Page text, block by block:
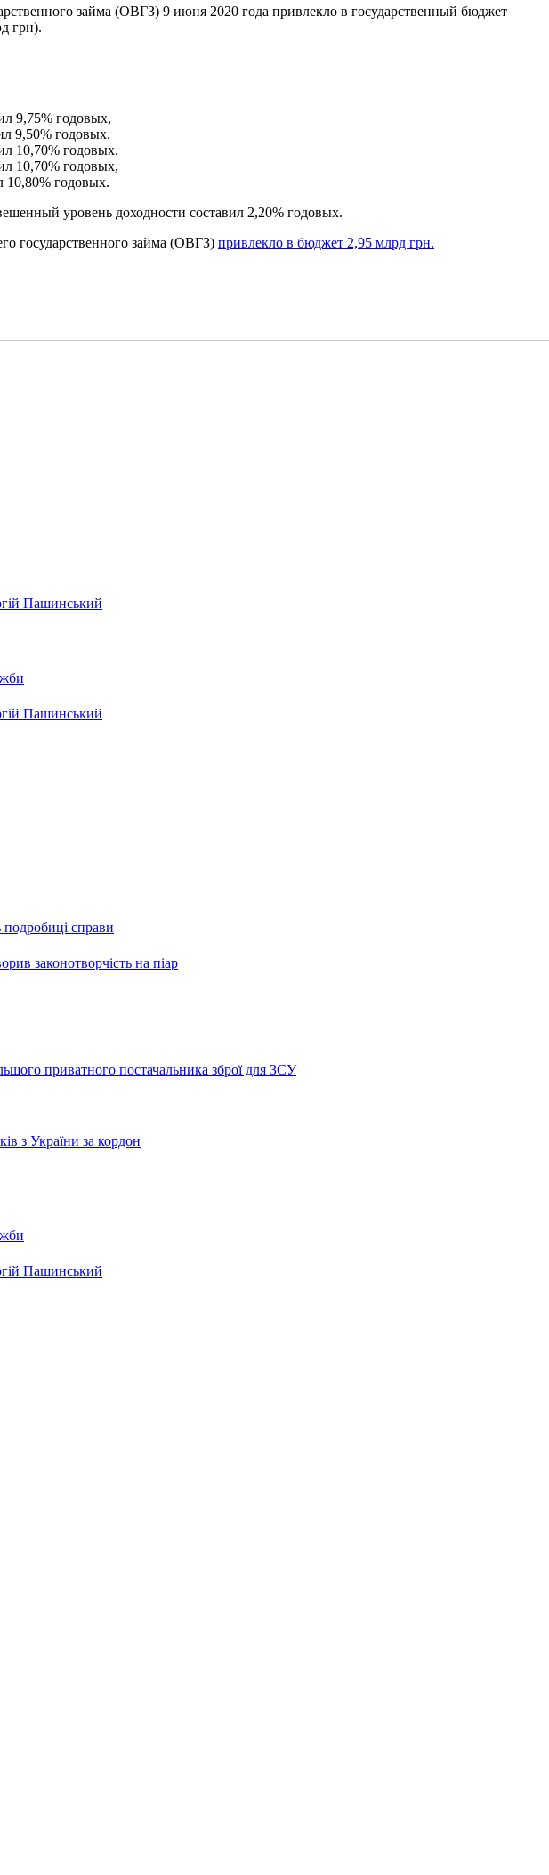
займа (ОВГЗ) 9 июня 2020 года привлекло в государственный бюджет
грн).
9,75% годовых,
9,50% годовых.
10,70% годовых.
10,70% годовых,
10,80% годовых.
уровень доходности составил 2,20% годовых.
государственного займа (ОВГЗ) привлекло в бюджет 2,95 млрд грн.
Пашинський
Пашинський
справи
законотворчість на піар
приватного постачальника зброї для ЗСУ
з України за кордон
Пашинський